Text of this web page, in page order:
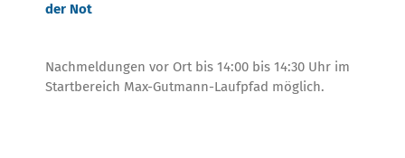
der Not
Nachmeldungen vor Ort bis 14:00 bis 14:30 Uhr im
Startbereich Max-Gutmann-Laufpfad möglich.